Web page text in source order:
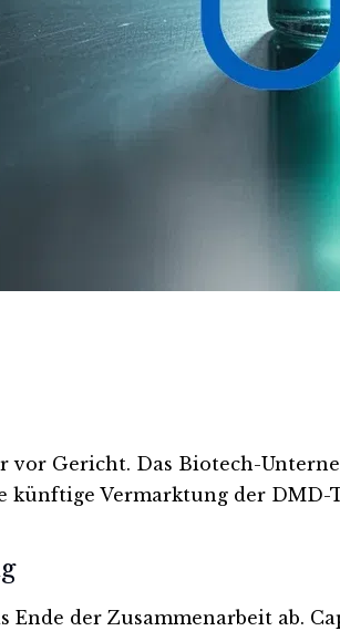
Gericht. Das Biotech-
künftige Vermarktung der DMD-
Ende der Zusammenarbeit ab.